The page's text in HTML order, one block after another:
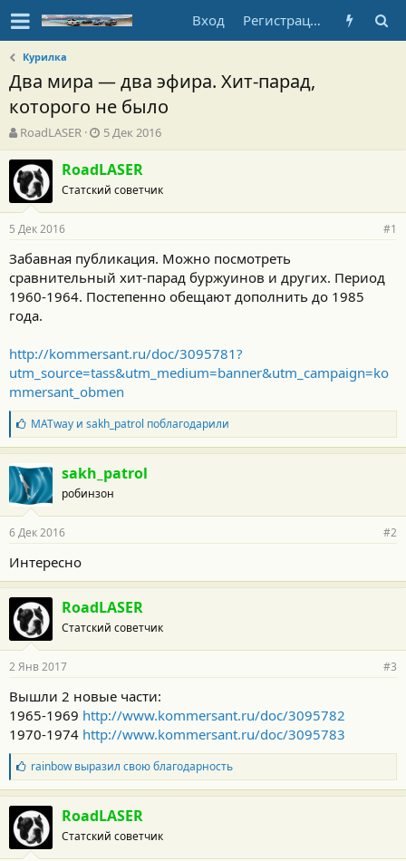
Вход Регистрация
Курилка
Два мира — два эфира. Хит-парад,
которого не было
А
в
т
о
р
т
е
м
ы
RoadLASER
Д
а
т
а
н
а
а
л
а
5 Дек 2016
RoadLASER
Статский советчик
5 Дек 2016 #1
Забавная публикация. Можно посмотреть
сравнительный хит-парад буржуинов и других. Период
1960-1964. Постепенно обещают дополнить до 1985
года.
http://kommersant.ru/doc/3095781?
utm_source=tass&utm_medium=banner&utm_campaign=ko
mmersant_obmen
Б
л
а
г
о
д
а
н
с
т
и
:
MATwayи sakh_patrol поблагодарили
sakh_patrol
робинзон
6 Дек 2016 #2
Интересно
RoadLASER
Статский советчик
2 Янв 2017 #3
Вышли 2 новые части:
1965-1969 http://www.kommersant.ru/doc/3095782
1970-1974 http://www.kommersant.ru/doc/3095783
Б
л
а
г
о
д
а
rainbowвыразил свою благодарность
RoadLASER
Статский советчик